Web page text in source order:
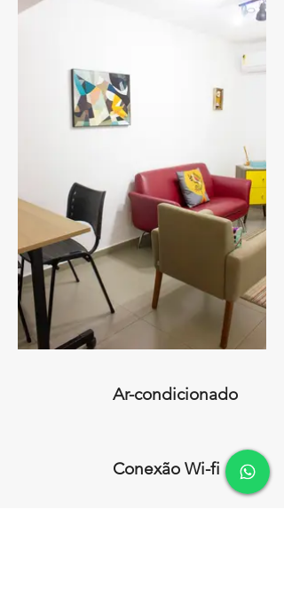
Ar-condicionado
Conexão Wi-fi